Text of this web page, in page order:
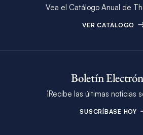
Vea el Catálogo Anual de
VER CATÁLOGO
Boletín
¡Recibe las últimas noticias
SUSCRÍBASE HOY